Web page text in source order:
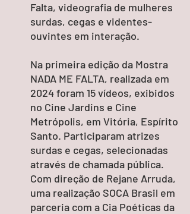
Falta, videografia de mulheres
surdas, cegas e videntes-
ouvintes em interação.
Na primeira edição da Mostra
NADA ME FALTA, realizada em
2024 foram 15 vídeos, exibidos
no Cine Jardins e Cine
Metrópolis, em Vitória, Espírito
Santo.​ Participaram atrizes
surdas e cegas, selecionadas
através de chamada pública.
Com direção de Rejane Arruda,​
uma realização SOCA Brasil em
parceria com a Cia Poéticas da